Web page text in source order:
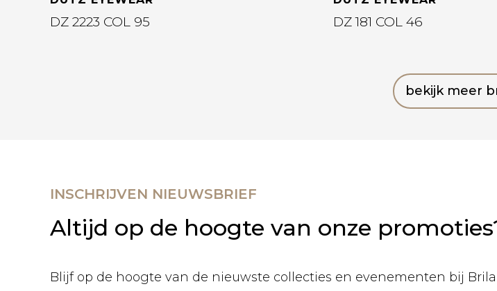
DZ 2223 COL 95 DZ 181 COL 46
bekijk meer
INSCHRIJVEN NIEUWSBRIEF
Altijd op de hoogte van onze
Blijf op de hoogte van de nieuwste collecties en evenementen bij